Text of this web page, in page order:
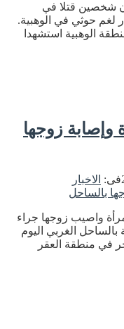
شخصين قتلا في
لغم حوثي في الوهبية.
الوهبية استشهدا
وإصابة زوجها
فى: الاخبار
واصيب زوجها جراء
بالساحل الغربي اليوم
في منطقة العقر